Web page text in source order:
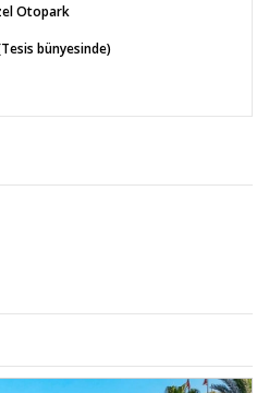
Otopark
bünyesinde)